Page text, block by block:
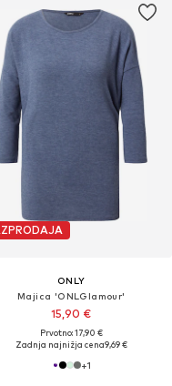
ONLY
Majica 'ONLGlamour'
15,90 €
Prvotno: 17,90 €
Zadnja najnižja cena9,69 €
+1